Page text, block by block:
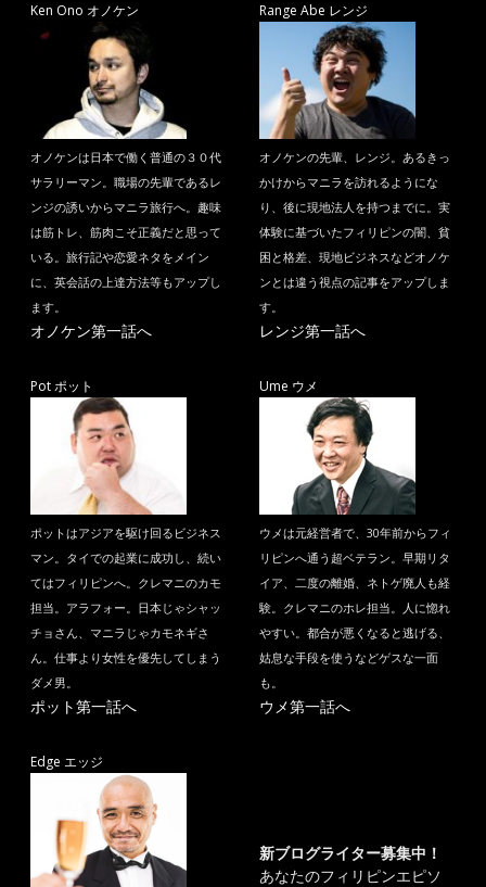
Ken Ono オノケン
オノケンは日本で働く普通の３０代
サラリーマン。職場の先輩であるレ
ンジの誘いからマニラ旅行へ。趣味
は筋トレ、筋肉こそ正義だと思って
いる。旅行記や恋愛ネタをメイン
に、英会話の上達方法等もアップし
ます。
オノケン第一話へ
Range Abe レンジ
オノケンの先輩、レンジ。あるきっ
かけからマニラを訪れるようにな
り、後に現地法人を持つまでに。実
体験に基づいたフィリピンの闇、貧
困と格差、現地ビジネスなどオノケ
ンとは違う視点の記事をアップしま
す。
レンジ第一話へ
Pot ポット
ポットはアジアを駆け回るビジネス
マン。タイでの起業に成功し、続い
てはフィリピンへ。クレマニのカモ
担当。アラフォー。日本じゃシャッ
チョさん、マニラじゃカモネギさ
ん。仕事より女性を優先してしまう
ダメ男。
ポット第一話へ
Ume ウメ
ウメは元経営者で、30年前からフィ
リピンへ通う超ベテラン。早期リタ
イア、二度の離婚、ネトゲ廃人も経
験。クレマニのホレ担当。人に惚れ
やすい。都合が悪くなると逃げる、
姑息な手段を使うなどゲスな一面
も。
ウメ第一話へ
Edge エッジ
新ブログライター募集中！
あなたのフィリピンエピソ